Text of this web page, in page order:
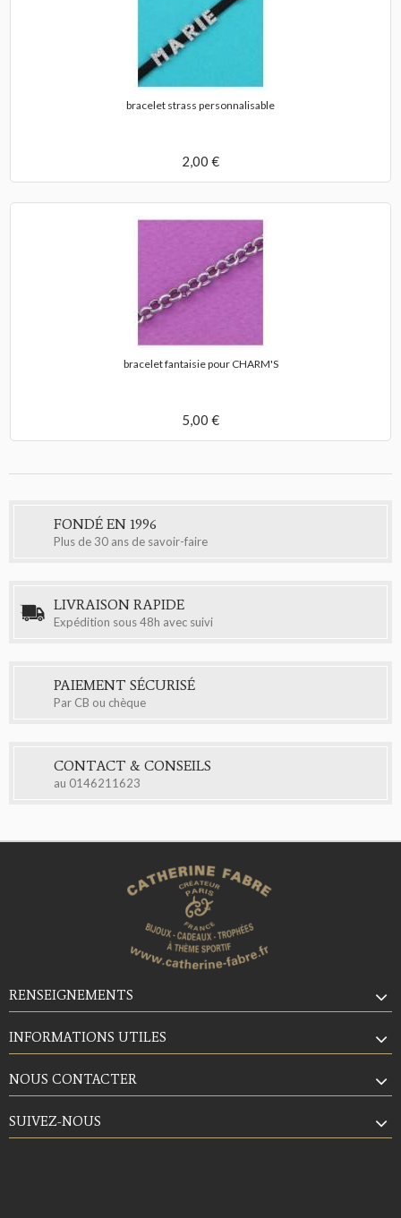
bracelet strass personnalisable
2,00 €
bracelet fantaisie pour CHARM'S
5,00 €
FONDÉ EN 1996
Plus de 30 ans de savoir-faire
LIVRAISON RAPIDE
Expédition sous 48h avec suivi
PAIEMENT SÉCURISÉ
Par CB ou chèque
CONTACT & CONSEILS
au 0146211623
RENSEIGNEMENTS
INFORMATIONS UTILES
NOUS CONTACTER
SUIVEZ-NOUS